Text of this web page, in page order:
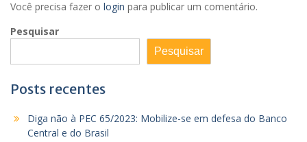
Você precisa fazer o login para publicar um comentário.
Pesquisar
Pesquisar
Posts recentes
Diga não à PEC 65/2023: Mobilize-se em defesa do Banco
Central e do Brasil